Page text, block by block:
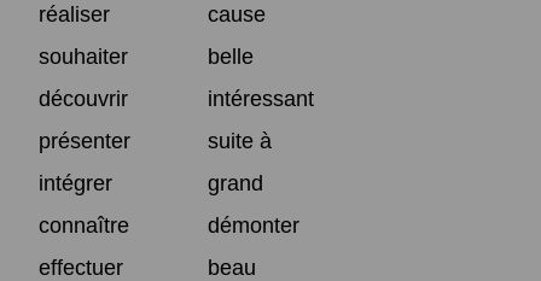
réaliser
cause
souhaiter
belle
découvrir
intéressant
présenter
suite à
intégrer
grand
connaître
démonter
effectuer
beau